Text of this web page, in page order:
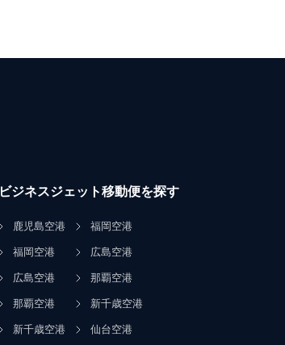
ビジネスジェット移動便を探す
鹿児島空港
福岡空港
広島空港
那覇空港
新千歳空港
福岡空港
広島空港
那覇空港
新千歳空港
仙台空港